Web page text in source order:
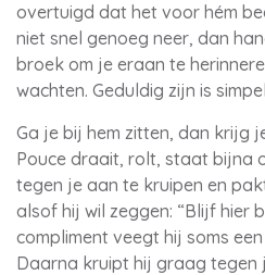
overtuigd dat het voor hém
niet snel genoeg neer, dan
broek om je eraan te
wachten. Geduldig zijn is
Ga je bij hem zitten, dan krijg
Pouce draait, rolt, staat bijna
tegen je aan te kruipen en
alsof hij wil zeggen: “Blijf hier
compliment veegt hij soms
Daarna kruipt hij graag tegen